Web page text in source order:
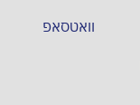
וואטסאפ